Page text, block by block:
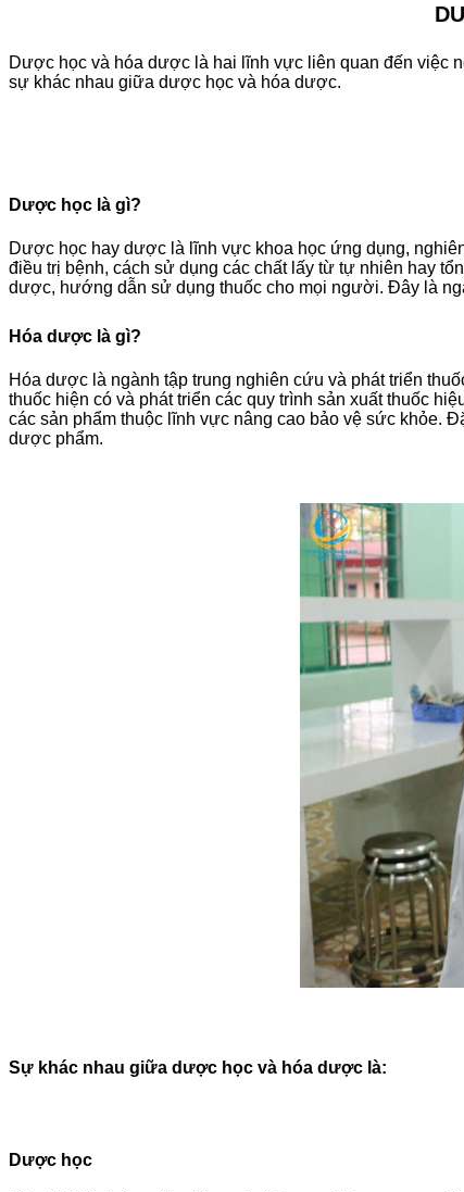
Dược học và hóa dược là hai lĩnh vực liên quan đến việc
sự khác nhau giữa dược học và hóa dược.
Dược học là gì?
Dược học hay dược là lĩnh vực khoa học ứng dụng,
điều trị bệnh, cách sử dụng các chất lấy từ tự nhiên hay
dược, hướng dẫn sử dụng thuốc cho mọi người. Đây là
Hóa dược là gì?
Hóa dược là ngành tập trung nghiên cứu và phát triển
thuốc hiện có và phát triển các quy trình sản xuất thuốc
các sản phẩm thuộc lĩnh vực nâng cao bảo vệ sức khỏe.
dược phẩm.
Sự khác nhau giữa dược học và hóa dược là:
Dược học